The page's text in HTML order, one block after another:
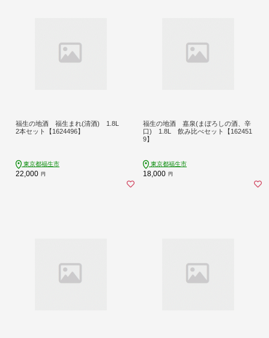
福生の地酒 福生まれ(清酒) 1.8L
2本セット【1624496】
東京都福生市
22,000 円
福生の地酒 嘉泉(まぼろしの酒、辛
口) 1.8L 飲み比べセット【162451
9】
東京都福生市
18,000 円